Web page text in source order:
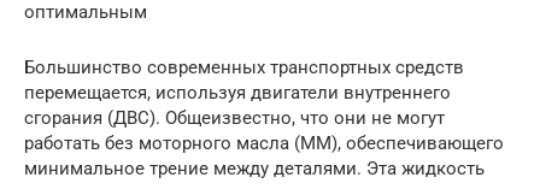
оптимальным
Большинство современных транспортных средств
перемещается, используя двигатели внутреннего
сгорания (ДВС). Общеизвестно, что они не могут
работать без моторного масла (ММ), обеспечивающего
минимальное трение между деталями. Эта жидкость